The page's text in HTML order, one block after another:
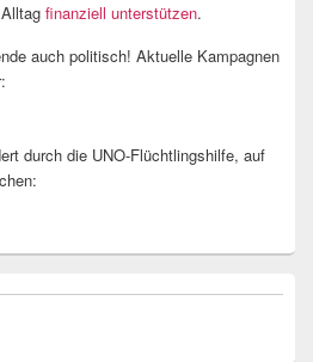
finanziell unterstützen.
auch politisch! Aktuelle Kampagnen
durch die UNO-Flüchtlingshilfe, auf